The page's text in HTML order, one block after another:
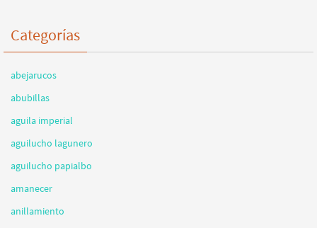
Categorías
abejarucos
abubillas
aguila imperial
aguilucho lagunero
aguilucho papialbo
amanecer
anillamiento